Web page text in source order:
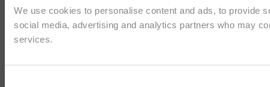
We use cookies to personalise content and ads, to provide
social media, advertising and analytics partners who may
services.